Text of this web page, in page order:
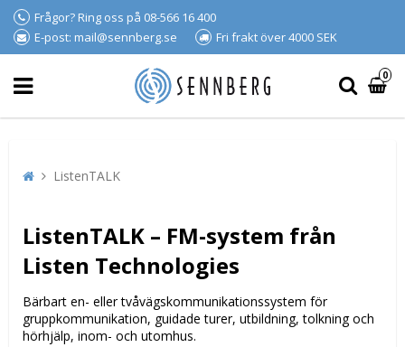
Frågor? Ring oss på 08-566 16 400
E-post: mail@sennberg.se
Fri frakt över 4000 SEK
0
ListenTALK
ListenTALK – FM-system från
Listen Technologies
Bärbart en- eller tvåvägskommunikationssystem för
gruppkommunikation, guidade turer, utbildning, tolkning och
hörhjälp, inom- och utomhus.